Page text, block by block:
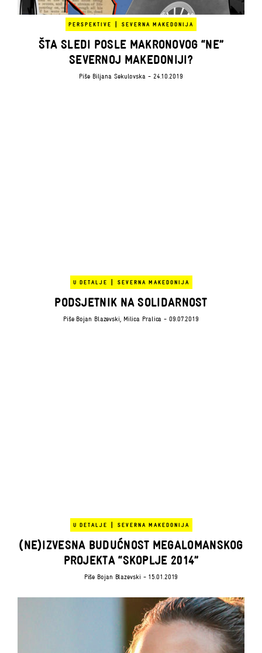
PERSPEKTIVE | SEVERNA MAKEDONIJA
ŠTA SLEDI POSLE MAKRONOVOG “NE”
SEVERNOJ MAKEDONIJI?
Piše Biljana Sekulovska - 24.10.2019
U DETALJE | SEVERNA MAKEDONIJA
PODSJETNIK NA SOLIDARNOST
Piše Bojan Blazevski, Milica Pralica - 09.07.2019
U DETALJE | SEVERNA MAKEDONIJA
(NE)IZVESNA BUDUĆNOST MEGALOMANSKOG
PROJEKTA “SKOPLJE 2014”
Piše Bojan Blazevski - 15.01.2019